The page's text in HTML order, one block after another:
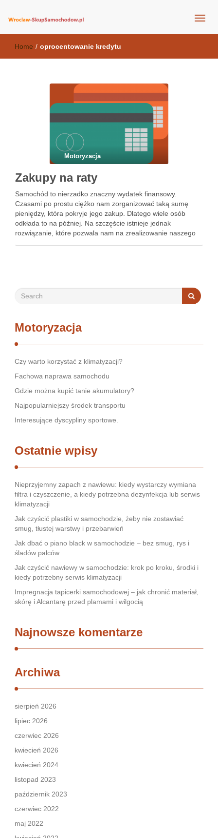
wroclaw-skupsamochodow.pl
Home / oprocentowanie kredytu
Motoryzacja
Zakupy na raty
Samochód to nierzadko znaczny wydatek finansowy.
Czasami po prostu ciężko nam zorganizować taką sumę
pieniędzy, która pokryje jego zakup. Dlatego wiele osób
odkłada to na później. Na szczęście istnieje jednak
rozwiązanie, które pozwala nam na zrealizowanie naszego
Motoryzacja
Czy warto korzystać z klimatyzacji?
Fachowa naprawa samochodu
Gdzie można kupić tanie akumulatory?
Najpopularniejszy środek transportu
Interesujące dyscypliny sportowe.
Ostatnie wpisy
Nieprzyjemny zapach z nawiewu: kiedy wystarczy wymiana
filtra i czyszczenie, a kiedy potrzebna dezynfekcja lub serwis
klimatyzacji
Jak czyścić plastiki w samochodzie, żeby nie zostawiać
smug, tłustej warstwy i przebarwień
Jak dbać o piano black w samochodzie – bez smug, rys i
śladów palców
Jak czyścić nawiewy w samochodzie: krok po kroku, środki i
kiedy potrzebny serwis klimatyzacji
Impregnacja tapicerki samochodowej – jak chronić materiał,
skórę i Alcantarę przed plamami i wilgocią
Najnowsze komentarze
Archiwa
sierpień 2026
lipiec 2026
czerwiec 2026
kwiecień 2026
kwiecień 2024
listopad 2023
październik 2023
czerwiec 2022
maj 2022